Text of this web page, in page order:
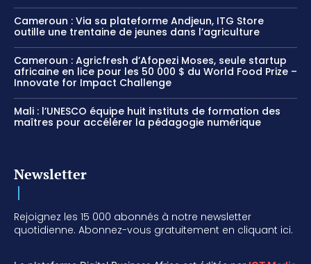
Cameroun : Via sa plateforme Andjeun, ITG Store
outille une trentaine de jeunes dans l’agriculture
Cameroun : Agricfresh d’Afopezi Moses, seule startup
africaine en lice pour les 50 000 $ du World Food Prize –
Innovate for Impact Challenge
Mali : l’UNESCO équipe huit instituts de formation des
maîtres pour accélérer la pédagogie numérique
Newsletter
Rejoignez les 15 000 abonnés à notre newsletter
quotidienne. Abonnez-vous gratuitement en cliquant ici.